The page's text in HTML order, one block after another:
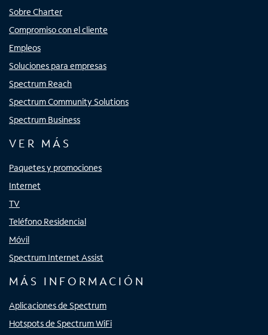
Sobre Charter
Compromiso con el cliente
Empleos
Soluciones para empresas
Spectrum Reach
Spectrum Community Solutions
Spectrum Business
VER MÁS
Paquetes y promociones
Internet
TV
Teléfono Residencial
Móvil
Spectrum Internet Assist
MÁS INFORMACIÓN
Aplicaciones de Spectrum
Hotspots de Spectrum WiFi